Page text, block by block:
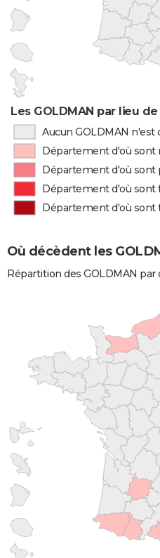
Les GOLDMAN par lieu
Aucun GOLDMAN
Département d'où sont
Département d'où sont
Département d'où sont
Département d'où sont
Où décèdent les
Répartition des GOLDMAN